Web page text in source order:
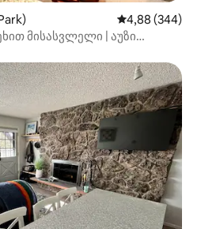
საშუალო
4,88 (344)
მისასვლელი | აუზი